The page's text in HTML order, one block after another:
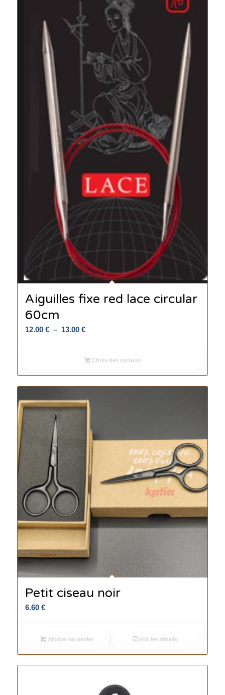
Aiguilles fixe red lace circular
60cm
12.00 € – 13.00 €Plage
12.00 €
à
13.00 €
Choix des options
Petit ciseau noir
6.60 €
Ajouter au panier Voir les détails